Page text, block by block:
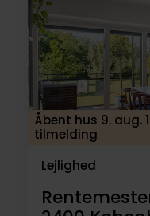
Åbent hus 9. aug.
tilmelding
Lejlighed